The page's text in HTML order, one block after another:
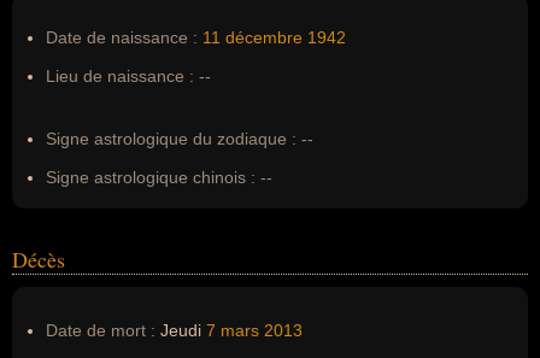
Date de naissance : 11 décembre 1942
Lieu de naissance : --
Signe astrologique du zodiaque : --
Signe astrologique chinois : --
Décès
Date de mort : Jeudi 7 mars 2013